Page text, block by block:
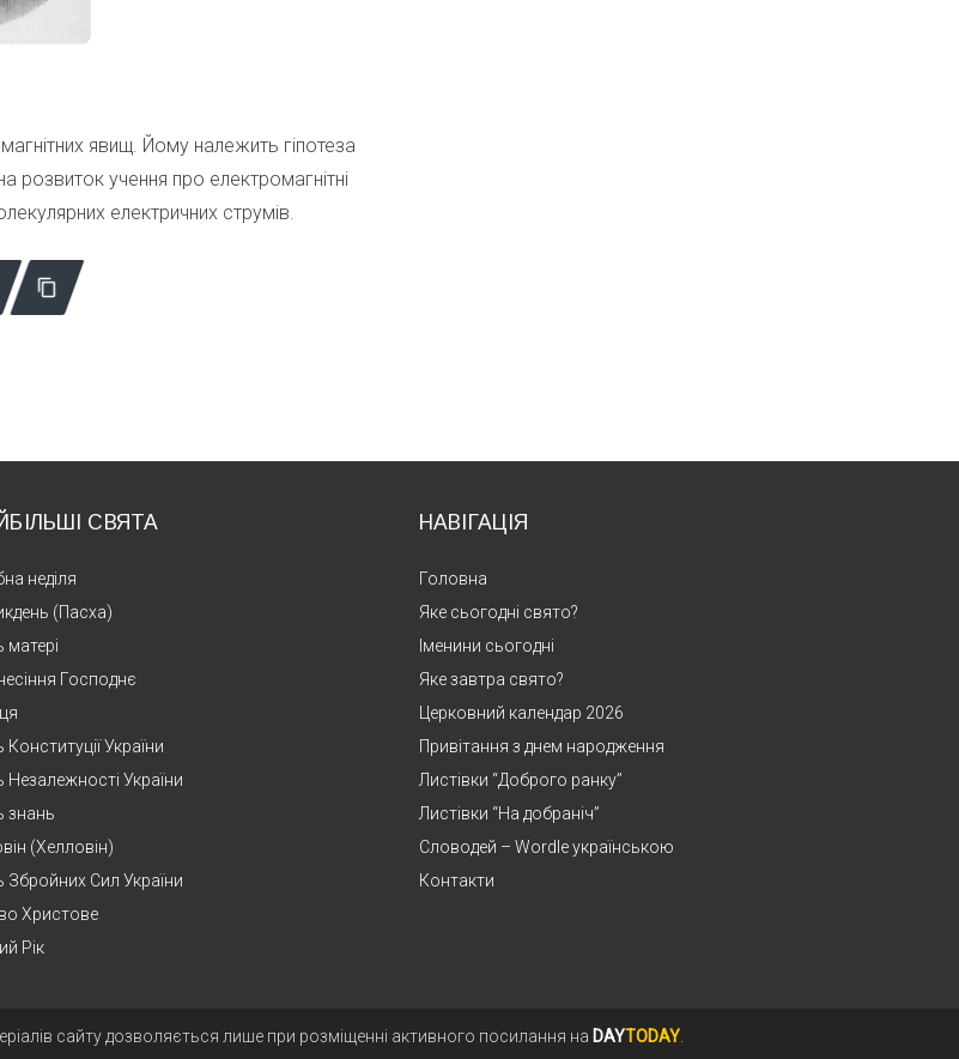
явищ. Йому належить гіпотеза
розвиток учення про електромагнітні
електричних струмів.
СВЯТА
неділя
(Пасха)
матері
Господнє
Конституції України
Незалежності України
знань
(Хелловін)
Збройних Сил України
Христове
Рік
НАВІГАЦІЯ
Головна
Яке сьогодні свято?
Іменини сьогодні
Яке завтра свято?
Церковний календар 2026
Привітання з днем народження
Листівки “Доброго ранку”
Листівки “На добраніч”
Словодей – Wordle українською
Контакти
сайту дозволяється лише при розміщенні активного посилання на DAYTODAY